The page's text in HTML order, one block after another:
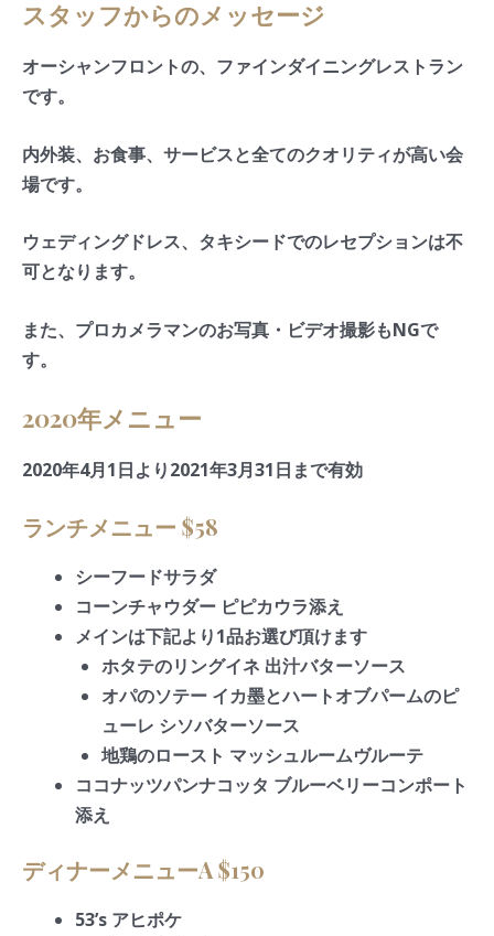
スタッフからのメッセージ
オーシャンフロントの、ファインダイニングレストラン
です。
内外装、お食事、サービスと全てのクオリティが高い会
場です。
ウェディングドレス、タキシードでのレセプションは不
可となります。
また、プロカメラマンのお写真・ビデオ撮影もNGで
す。
2020年メニュー
2020年4月1日より2021年3月31日まで有効
ランチメニュー $58
シーフードサラダ
コーンチャウダー ピピカウラ添え
メインは下記より1品お選び頂けます
ホタテのリングイネ 出汁バターソース
オパのソテー イカ墨とハートオブパームのピ
ューレ シソバターソース
地鶏のロースト マッシュルームヴルーテ
ココナッツパンナコッタ ブルーベリーコンポート
添え
ディナーメニューA $150
53’s アヒポケ